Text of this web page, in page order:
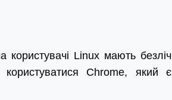
користувачі Linux мають безліч
Chrome, який є